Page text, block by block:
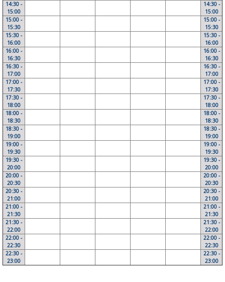
14:30 -
15:00
14:30 -
15:00
15:00 -
15:30
15:00 -
15:30
15:30 -
16:00
15:30 -
16:00
16:00 -
16:30
16:00 -
16:30
16:30 -
17:00
16:30 -
17:00
17:00 -
17:30
17:00 -
17:30
17:30 -
18:00
17:30 -
18:00
18:00 -
18:30
18:00 -
18:30
18:30 -
19:00
18:30 -
19:00
19:00 -
19:30
19:00 -
19:30
19:30 -
20:00
19:30 -
20:00
20:00 -
20:30
20:00 -
20:30
20:30 -
21:00
20:30 -
21:00
21:00 -
21:30
21:00 -
21:30
21:30 -
22:00
21:30 -
22:00
22:00 -
22:30
22:00 -
22:30
22:30 -
23:00
22:30 -
23:00